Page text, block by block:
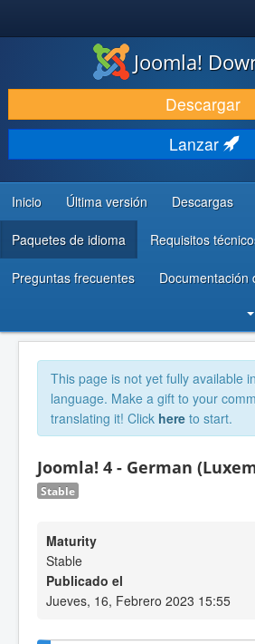
DESCARGAR
DESCUBRE Y APRENDE
COMUNIDAD Y AYUDA
RECURSOS PARA DESARROLLADORES
Joomla!
Descargar
Lanzar
Inicio Última versión Descargas
Paquetes de idioma Requisitos
Preguntas frecuentes Documentación
This page is not yet fully available
language. Make a gift to your
translating it! Click here to start.
Joomla! 4 - German
Stable
Maturity
Stable
Publicado el
Jueves, 16, Febrero 2023 15:55